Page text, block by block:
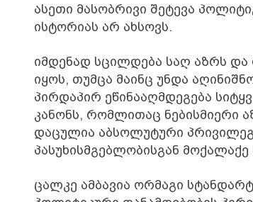
ასეთი მასობრივი შეტევა
ისტორიას არ ახსოვს.
იმდენად სცილდება საღ აზრს
იყოს, თუმცა მაინც უნდა
პირდაპირ ეწინააღმდეგება
კანონს, რომლითაც ნებისმიერი
დაცულია აბსოლუტური
პასუხისმგებლობისგან
ცალკე ამბავია ორმაგი